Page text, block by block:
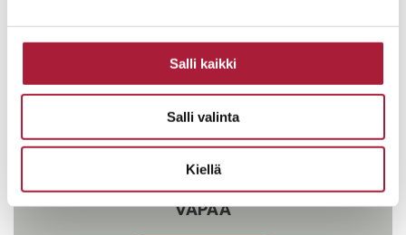
Salli kaikki
Salli valinta
Kiellä
B6
VAPAA